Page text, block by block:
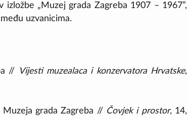
„Muzej grada Zagreba 1907 – 1967”,
uzvanicima.
// Vijesti muzealaca i konzervatora Hrvatske,
grada Zagreba // Čovjek i prostor, 14,